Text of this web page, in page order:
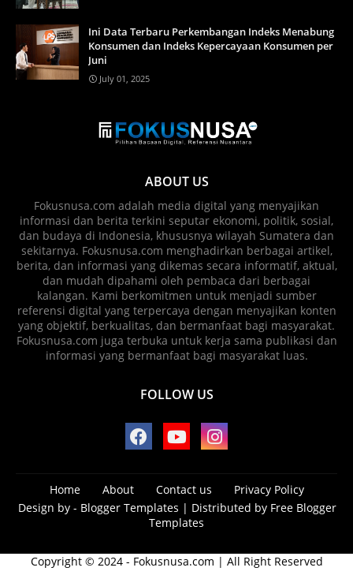
Ini Data Terbaru Perkembangan Indeks Menabung
Konsumen dan Indeks Kepercayaan Konsumen per
Juni
July 01, 2025
ABOUT US
Fokusnusa.com adalah media digital yang menyajikan
informasi dan berita terkini seputar ekonomi, politik, sosial,
dan budaya di Indonesia, khususnya wilayah Sumatera dan
sekitarnya. Fokusnusa.com menghadirkan berbagai artikel,
berita, dan informasi yang dikemas secara informatif, aktual,
dan mudah dipahami oleh pembaca dari berbagai
kalangan. Kami berkomitmen untuk menjadi sumber
referensi digital yang terpercaya dengan menyajikan konten
yang objektif, berkualitas, dan bermanfaat bagi masyarakat.
Fokusnusa.com juga terbuka untuk kerja sama publikasi dan
informasi yang bermanfaat bagi masyarakat luas.
FOLLOW US
Home About Contact us
Privacy Policy
Design by - Blogger Templates | Distributed by Free Blogger
Templates
Copyright © 2024 - Fokusnusa.com | All Right Reserved